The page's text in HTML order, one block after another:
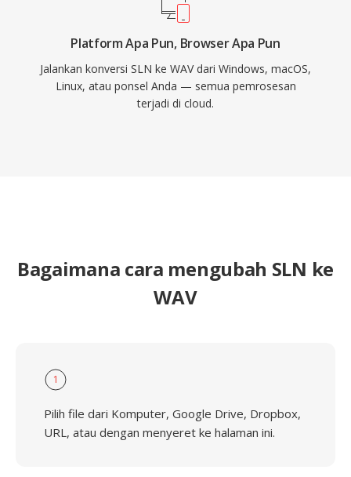
Platform Apa Pun, Browser Apa Pun
Jalankan konversi SLN ke WAV dari Windows, macOS,
Linux, atau ponsel Anda — semua pemrosesan
terjadi di cloud.
Bagaimana cara mengubah SLN ke
WAV
1
Pilih file dari Komputer, Google Drive, Dropbox,
URL, atau dengan menyeret ke halaman ini.